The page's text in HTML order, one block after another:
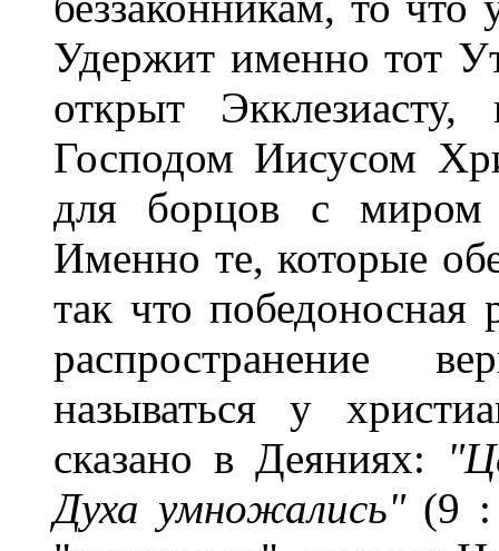
Удержит именно тот
открыт
Господом Иисусом
для борцов с миром
Именно те, которые
так что победоносная
распространение
называться у
сказано в Деяниях:
Духа умножались" (9 :